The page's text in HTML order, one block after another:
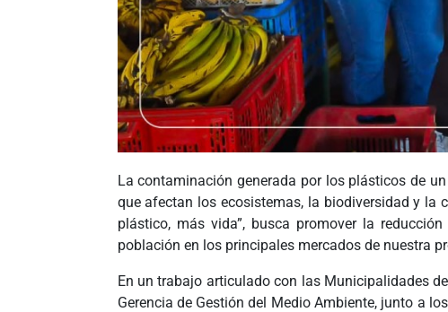
La contaminación generada por los plásticos de
que afectan los ecosistemas, la biodiversidad y la
plástico, más vida”, busca promover la
población en los principales mercados de nuestra
En un trabajo articulado con las Municipalidades
Gerencia de Gestión del Medio Ambiente, junto a